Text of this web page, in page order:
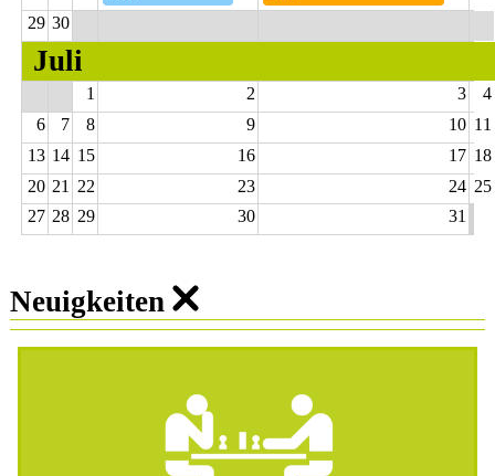
Finale
Mit Elo-Auswertung
29 30
Juli
1 2 3
4
6
7 8 9 10 11
13 14 15 16 17 18
20 21 22 23 24 25
27 28 29 30 31
Neuigkeiten